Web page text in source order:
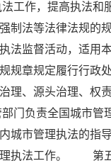
提高执法和服务
强制法等法律法
执法监督活动，适
章规定履行行政
、源头治理、权责
负责全国城市
内城市管理执法
理执法工作。 第